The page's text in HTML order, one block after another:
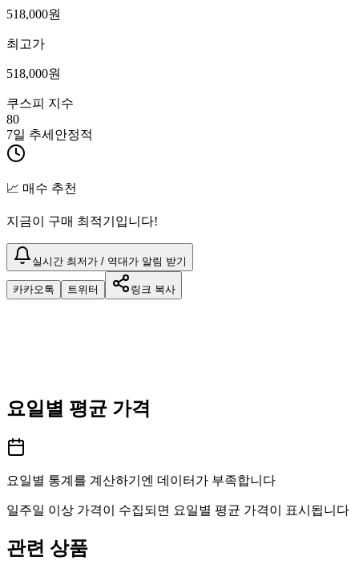
518,000원
최고가
518,000원
쿠스피 지수
80
7일 추세 안정적
📈 매수 추천
지금이 구매 최적기입니다!
실시간 최저가 / 역대가 알림 받기
카카오톡 트위터 링크 복사
요일별 평균 가격
요일별 통계를 계산하기엔 데이터가 부족합니다
일주일 이상 가격이 수집되면 요일별 평균 가격이 표시됩니다
관련 상품